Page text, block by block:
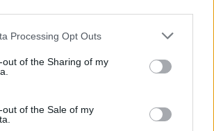
website/app uses one or more Google
visit or usage behaviour. You may click to
to Google and its third-party tags to
specified purposes in below Google
Processing Opt Outs
out of the Sharing of my
out of the Sale of my
υπόβαθρου, προσφέροντας
εκπαιδευτική βοήθεια ως
σχολικής μάθησης. Στόχος μας
να έχει πραγματικό κοινωνικό
ανισότητες, να ενισχύει τις